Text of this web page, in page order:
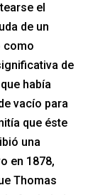
el
de un
como
de
había
vacío para
que éste
una
en 1878,
Thomas